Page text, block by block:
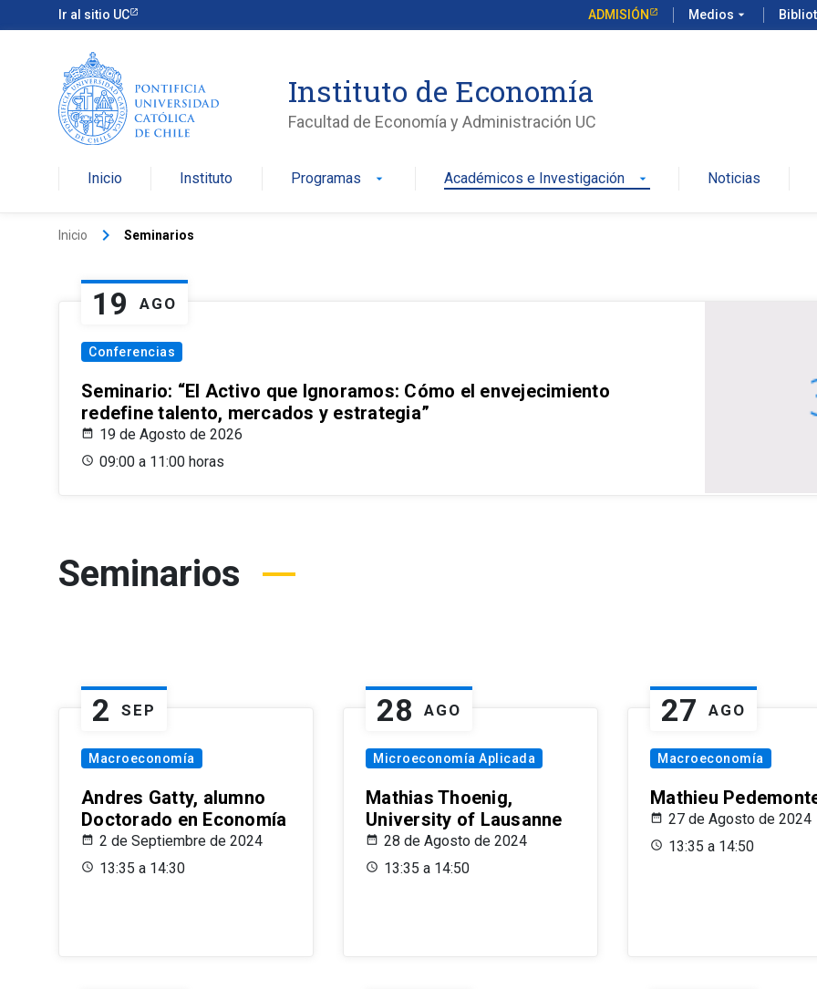
Ir al sitio UC ADMISIÓN Medios arrow_drop_down
Instituto de Economía
Facultad de Economía y Administración UC
Inicio Instituto Programas arrow_drop_down Académicos e Investigación arrow_drop_down Noticias
Inicio keyboard_arrow_right Seminarios
19 AGO
Conferencias
Seminario: “El Activo que Ignoramos: Cómo el envejecimiento
redefine talento, mercados y estrategia”
19 de Agosto de 2026
09:00 a 11:00 horas
Seminarios
2 SEP
Macroeconomía
Andres Gatty, alumno
Doctorado en Economía
2 de Septiembre de 2024
13:35 a 14:30
28 AGO
Microeconomía Aplicada
Mathias Thoenig,
University of Lausanne
28 de Agosto de 2024
13:35 a 14:50
27 AGO
Macroeconomía
Mathieu
27 de Agosto de 2024
13:35 a 14:50